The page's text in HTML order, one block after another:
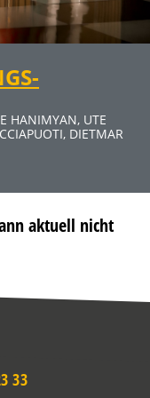
HANIMYAN, UTE
DIETMAR
u. a.
Flygare
aktuell nicht
33